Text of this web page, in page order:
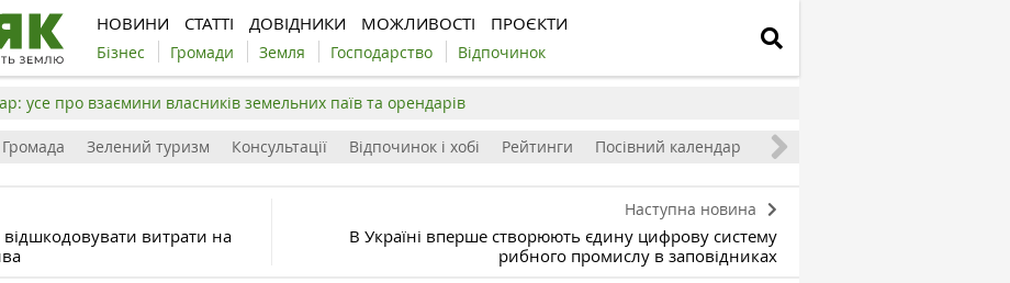
НОВИНИ СТАТТІ ДОВІДНИКИ МОЖЛИВОСТІ ПРОЄКТИ
Бізнес Громади Земля Господарство Відпочинок
усе про взаємини власників земельних паїв та орендарів
Громада Зелений туризм Консультації Відпочинок і хобі Рейтинги Посівний календар
відшкодовувати витрати на
Наступна новина
В Україні вперше створюють єдину цифрову систему
рибного промислу в заповідниках